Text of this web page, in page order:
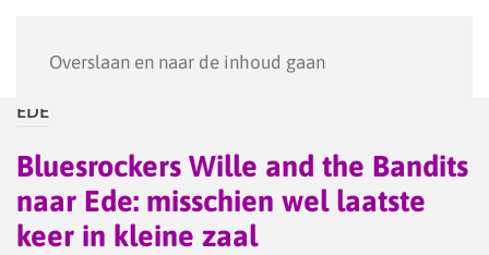
Overslaan en naar de inhoud gaan
EDE
Bluesrockers Wille and the Bandits
naar Ede: misschien wel laatste
keer in kleine zaal